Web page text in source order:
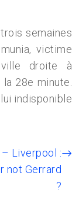
semaines
victime
droite à
28e minute.
indisponible
– Liverpool :
not Gerrard
?